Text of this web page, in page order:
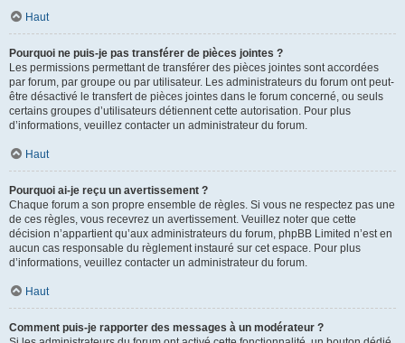
Haut
Pourquoi ne puis-je pas transférer de pièces jointes ?
Les permissions permettant de transférer des pièces jointes sont accordées
par forum, par groupe ou par utilisateur. Les administrateurs du forum ont peut-
être désactivé le transfert de pièces jointes dans le forum concerné, ou seuls
certains groupes d’utilisateurs détiennent cette autorisation. Pour plus
d’informations, veuillez contacter un administrateur du forum.
Haut
Pourquoi ai-je reçu un avertissement ?
Chaque forum a son propre ensemble de règles. Si vous ne respectez pas une
de ces règles, vous recevrez un avertissement. Veuillez noter que cette
décision n’appartient qu’aux administrateurs du forum, phpBB Limited n’est en
aucun cas responsable du règlement instauré sur cet espace. Pour plus
d’informations, veuillez contacter un administrateur du forum.
Haut
Comment puis-je rapporter des messages à un modérateur ?